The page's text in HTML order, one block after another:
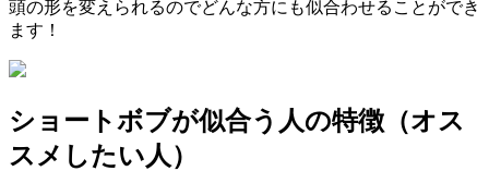
頭の形を変えられるのでどんな方にも似合わせることができ
ます！
ショートボブが似合う人の特徴（オス
スメしたい人）